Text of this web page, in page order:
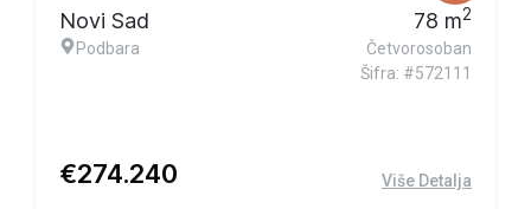
Novi Sad
Podbara
78 m2
Četvorosoban
Šifra: #572111
€274.240 Više Detalja